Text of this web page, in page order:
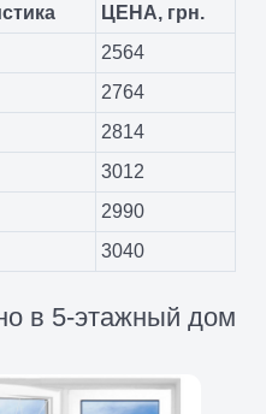
ЦЕНА, грн.
2564
2764
2814
3012
2990
3040
в 5-этажный дом